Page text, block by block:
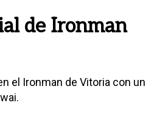
de Ironman
el Ironman de Vitoria con un